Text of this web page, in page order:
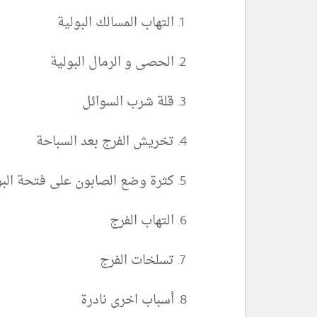
التهاب المسالك البولية
الحصى و الرمال البولية
قلة شرب السوائل
تخريش الفرج بعد السباحة
كثرة وضع الصابون على فتحة
التهاب الفرج
تسلخات الفرج
أسباب اخرى نادرة